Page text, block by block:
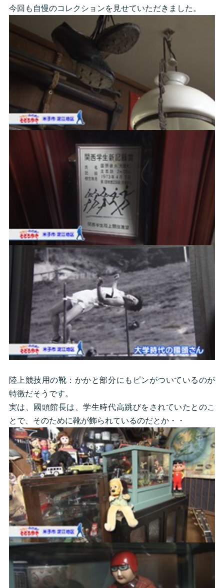
今回も自慢のコレクションを見せていただきました。
陸上競技用の靴：かかと部分にもピンがついているのが
特徴だそうです。
実は、國頭館長は、学生時代高跳びをされていたとのこ
とで、そのために靴が飾られているのだとか・・